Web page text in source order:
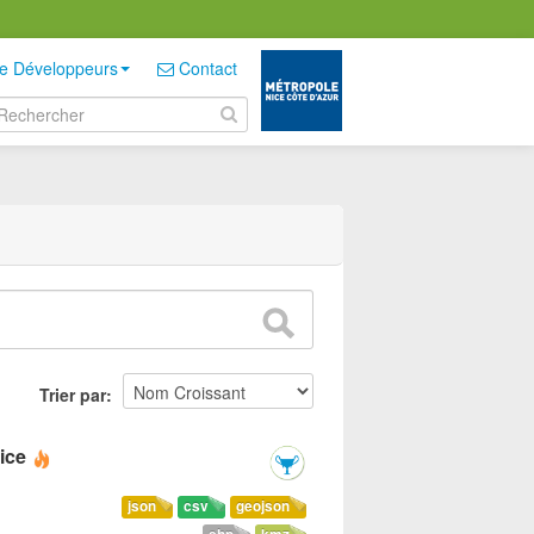
Développeurs Contact
Trier par
geojson
csv
json